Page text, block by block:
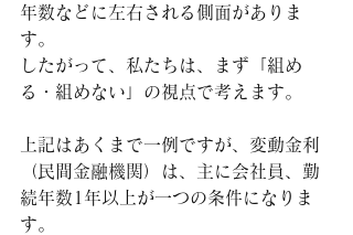
年数などに左右される側面がありま
す。
したがって、私たちは、まず「組め
る・組めない」の視点で考えます。
上記はあくまで一例ですが、変動金利
（民間金融機関）は、主に会社員、勤
続年数1年以上が一つの条件になりま
す。